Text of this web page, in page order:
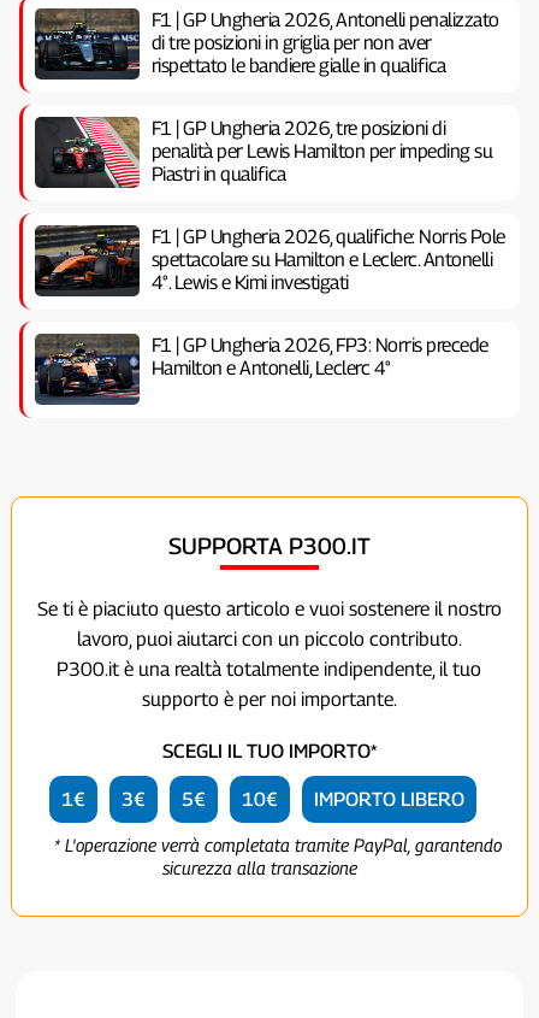
F1 | GP Ungheria 2026, Antonelli penalizzato
di tre posizioni in griglia per non aver
rispettato le bandiere gialle in qualifica
F1 | GP Ungheria 2026, tre posizioni di
penalità per Lewis Hamilton per impeding su
Piastri in qualifica
F1 | GP Ungheria 2026, qualifiche: Norris Pole
spettacolare su Hamilton e Leclerc. Antonelli
4°. Lewis e Kimi investigati
F1 | GP Ungheria 2026, FP3: Norris precede
Hamilton e Antonelli, Leclerc 4°
SUPPORTA P300.IT
Se ti è piaciuto questo articolo e vuoi sostenere il nostro
lavoro, puoi aiutarci con un piccolo contributo.
P300.it è una realtà totalmente indipendente, il tuo
supporto è per noi importante.
SCEGLI IL TUO IMPORTO*
1€ 3€ 5€ 10€ IMPORTO LIBERO
* L'operazione verrà completata tramite PayPal, garantendo
sicurezza alla transazione